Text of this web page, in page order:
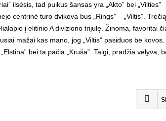
ilsėsis, tad puikus šansas yra „Akto” bei „Vilties”
centrinė turo dvikova bus „Rings” – „Viltis”.
į elitinio A diviziono trijulę. Žinoma, favoritai
mažai kas mano, jog „Viltis” pasiduos be kovos.
bei ta pačia „Kruša”. Taigi, pradžia vėlyva,
APIE KLUBĄ
pradžioje, Vilniaus Žirmūnų mikrorajone,